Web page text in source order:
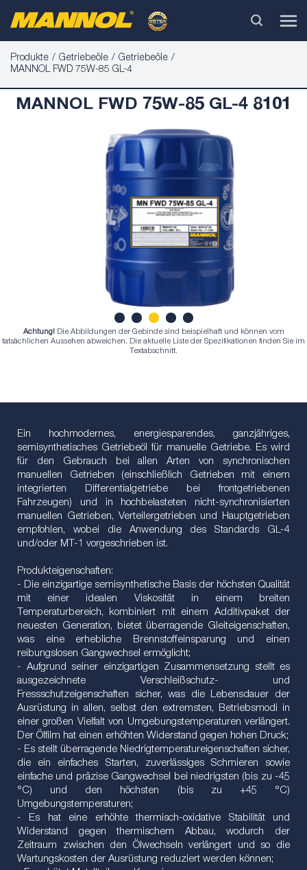
Produkte Getriebeöle
Getriebeöle
MANNOL FWD 75W-85 GL-4
MANNOL FWD 75W-85 GL-4 8101
1 2 3 4 5
Achtung! Die Abbildungen der Gebinde sind beispielhaft und können vom
tatsächlichen Aussehen abweichen. Die aktuelle Liste der Spezifikationen finden Sie im
Textabschnitt.
Ein hochmodernes, energiesparendes, ganzjähriges,
semisynthetisches Getriebeöl für manuelle Getriebe. Es wird
für den Gebrauch bei allen Arten von synchronischen
manuellen Getrieben (einschließlich Getrieben mit einem
integrierten Differentialgetriebe bei frontgetriebenen
Fahrzeugen) und in hochbelasteten nicht-synchronisierten
manuellen Getrieben, Verteilergetrieben und Hauptgetrieben
empfohlen, wobei die Anwendung des Standards GL-4
und/oder MT-1 vorgeschrieben ist.
Produkteigenschaften:
- Die einzigartige semisynthetische Basis der höchsten Qualität
mit einer idealen Viskosität in einem breiten
Temperaturbereich, kombiniert mit einem Additivpaket der
neuesten Generation, bietet überragende Gleiteigenschaften,
was eine erhebliche Brennstoffeinsparung und einen
reibungslosen Gangwechsel ermöglicht;
- Aufgrund seiner einzigartigen Zusammensetzung stellt es
ausgezeichnete Verschleißschutz- und
Fressschutzeigenschaften sicher, was die Lebensdauer der
Ausrüstung in allen, selbst den extremsten, Betriebsmodi in
einer großen Vielfalt von Umgebungstemperaturen verlängert.
Der Ölfilm hat einen erhöhten Widerstand gegen hohen Druck;
- Es stellt überragende Niedrigtemperatureigenschaften sicher,
die ein einfaches Starten, zuverlässiges Schmieren sowie
einfache und präzise Gangwechsel bei niedrigsten (bis zu -45
°C) und den höchsten (bis zu +45 °C)
Umgebungstemperaturen;
- Es hat eine erhöhte thermisch-oxidative Stabilität und
Widerstand gegen thermischem Abbau, wodurch der
Zeitraum zwischen den Ölwechseln verlängert und so die
Wartungskosten der Ausrüstung reduziert werden können;